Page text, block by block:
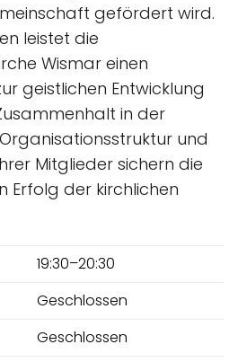
gefördert wird.
leistet die
Wismar einen
geistlichen Entwicklung
in der
und
Mitglieder sichern die
Erfolg der kirchlichen
19:30–20:30
Geschlossen
Geschlossen